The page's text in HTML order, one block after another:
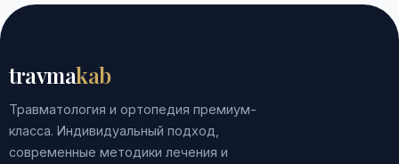
travmakab
Травматология и ортопедия премиум-
класса. Индивидуальный подход,
современные методики лечения и